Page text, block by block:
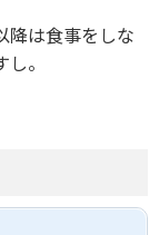
降は食事をしな
。